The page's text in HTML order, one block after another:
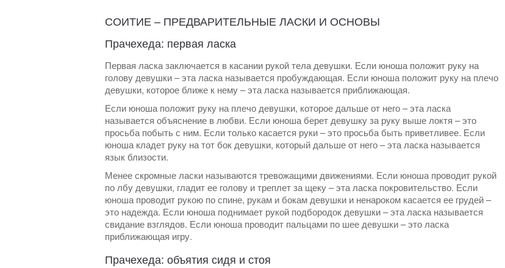
СОИТИЕ – ПРЕДВАРИТЕЛЬНЫЕ ЛАСКИ И ОСНОВЫ
Прачехеда: первая ласка
Первая ласка заключается в касании рукой тела девушки. Если юноша положит руку на
голову девушки – эта ласка называется пробуждающая. Если юноша положит руку на плечо
девушки, которое ближе к нему – эта ласка называется приближающая.
Если юноша положит руку на плечо девушки, которое дальше от него – эта ласка
называется объяснение в любви. Если юноша берет девушку за руку выше локтя – это
просьба побыть с ним. Если только касается руки – это просьба быть приветливее. Если
юноша кладет руку на тот бок девушки, который дальше от него – эта ласка называется
язык близости.
Менее скромные ласки называются тревожащими движениями. Если юноша проводит рукой
по лбу девушки, гладит ее голову и треплет за щеку – эта ласка покровительство. Если
юноша проводит рукою по спине, рукам и бокам девушки и ненароком касается ее грудей –
это надежда. Если юноша поднимает рукой подбородок девушки – эта ласка называется
свидание взглядов. Если юноша проводит пальцами по шее девушки – это ласка
приближающая игру.
Прачехеда: объятия сидя и стоя